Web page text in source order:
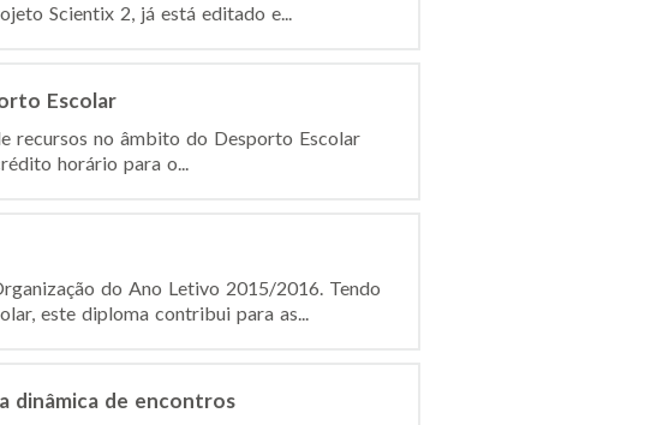
Scientix 2, já está editado e...
Escolar
recursos no âmbito do Desporto Escolar
horário para o...
do Ano Letivo 2015/2016. Tendo
este diploma contribui para as...
dinâmica de encontros